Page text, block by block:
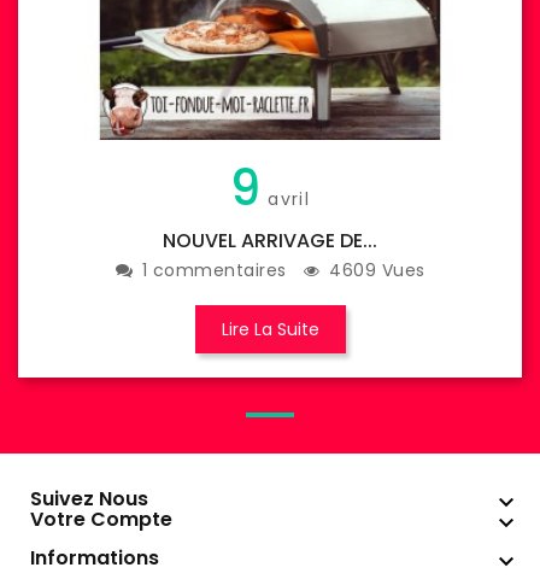
9 avril
NOUVEL ARRIVAGE DE...
1 commentaires 4609 Vues
Lire La Suite
Suivez Nous 
Votre Compte 
Informations 